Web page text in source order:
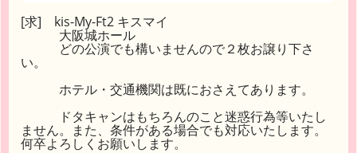
[求] kis-My-Ft2 キスマイ
大阪城ホール
どの公演でも構いませんので２枚お譲り下さ
い。
ホテル・交通機関は既におさえてあります。
ドタキャンはもちろんのこと迷惑行為等いたし
ません。また、条件がある場合でも対応いたします。
何卒よろしくお願いします。